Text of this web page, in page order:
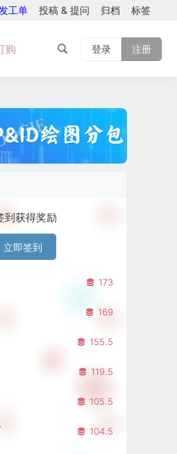
发工单 投稿 & 提问 归档 标签
购 登录 注册
到获得奖励
立即签到
173
169
155.5
119.5
105.5
104.5